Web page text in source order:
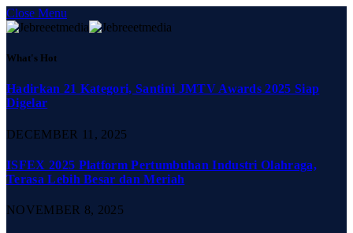
Close Menu
What's Hot
Hadirkan 21 Kategori, Santini JMTV Awards 2025 Siap
Digelar
DECEMBER 11, 2025
ISFEX 2025 Platform Pertumbuhan Industri Olahraga,
Terasa Lebih Besar dan Meriah
NOVEMBER 8, 2025